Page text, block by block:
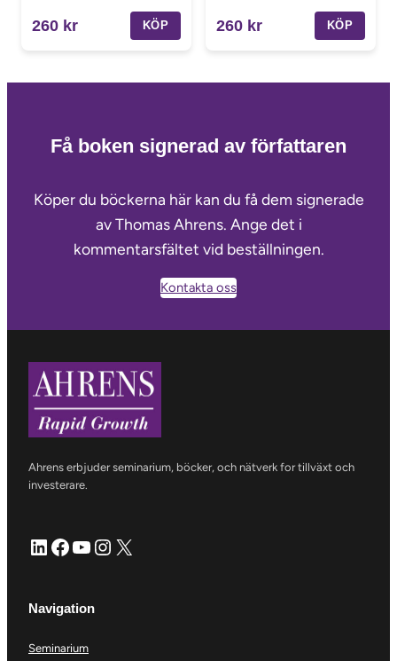
260 kr KÖP 260 kr KÖP
Få boken signerad av författaren
Köper du böckerna här kan du få dem signerade
av Thomas Ahrens. Ange det i
kommentarsfältet vid beställningen.
Kontakta oss
Ahrens erbjuder seminarium, böcker, och nätverk for tillväxt och
investerare.
LinkedIn
Facebook
YouTube
Instagram
X
Navigation
Seminarium